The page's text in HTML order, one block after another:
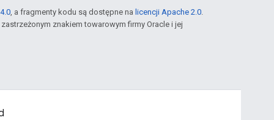
, a fragmenty kodu są dostępne na licencji Apache 2.0
znakiem towarowym firmy Oracle i jej